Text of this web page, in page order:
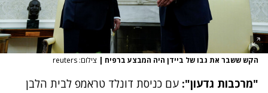
הקש ששבר את גבו של ביידן היה המבצע ברפיח | צילום: reuters
"מרכבות גדעון": עם כניסת דונלד טראמפ לבית הלבן